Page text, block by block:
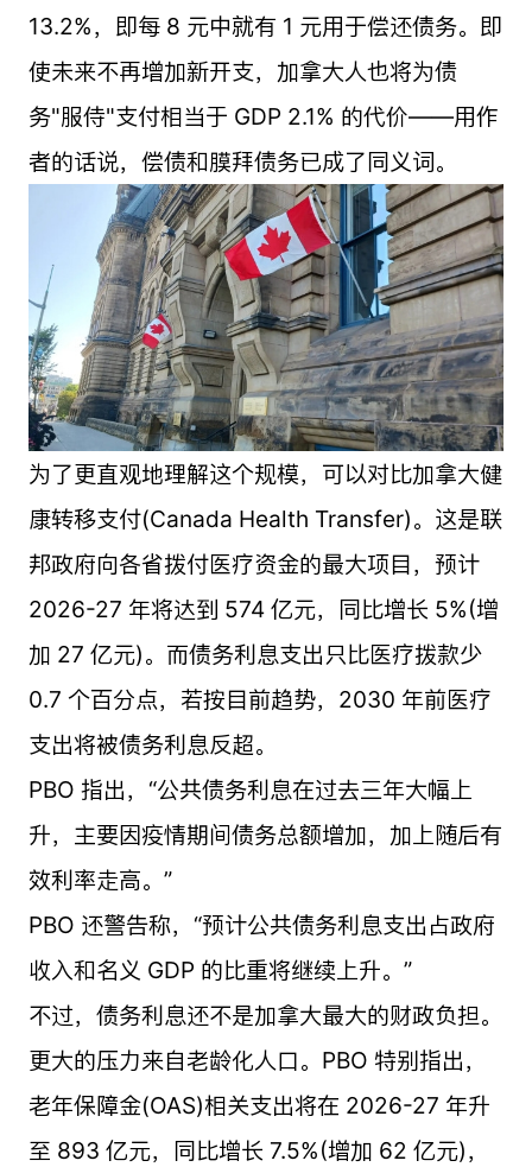
13.2%，即每 8 元中就有 1 元用于偿还债务。即
使未来不再增加新开支，加拿大人也将为债
务"服侍"支付相当于 GDP 2.1% 的代价——用作
者的话说，偿债和膜拜债务已成了同义词。
为了更直观地理解这个规模，可以对比加拿大健
康转移支付(Canada Health Transfer)。这是联
邦政府向各省拨付医疗资金的最大项目，预计
2026-27 年将达到 574 亿元，同比增长 5%(增
加 27 亿元)。而债务利息支出只比医疗拨款少
0.7 个百分点，若按目前趋势，2030 年前医疗
支出将被债务利息反超。
PBO 指出，“公共债务利息在过去三年大幅上
升，主要因疫情期间债务总额增加，加上随后有
效利率走高。”
PBO 还警告称，“预计公共债务利息支出占政府
收入和名义 GDP 的比重将继续上升。”
不过，债务利息还不是加拿大最大的财政负担。
更大的压力来自老龄化人口。PBO 特别指出，
老年保障金(OAS)相关支出将在 2026-27 年升
至 893 亿元，同比增长 7.5%(增加 62 亿元)，